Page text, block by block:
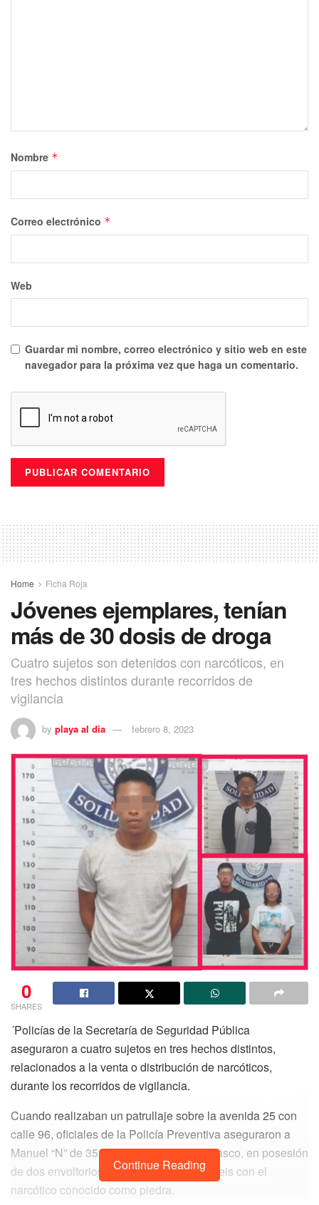
Nombre *
Correo electrónico *
Web
Guardar mi nombre, correo electrónico y sitio web en este
navegador para la próxima vez que haga un comentario.
Home Ficha Roja
Jóvenes ejemplares, tenían
más de 30 dosis de droga
Cuatro sujetos son detenidos con narcóticos, en
tres hechos distintos durante recorridos de
vigilancia
by playa al dia febrero 8, 2023
0
SHARES
´Policías de la Secretaría de Seguridad Pública
aseguraron a cuatro sujetos en tres hechos distintos,
relacionados a la venta o distribución de narcóticos,
durante los recorridos de vigilancia.
Cuando realizaban un patrullaje sobre la avenida 25 con
calle 96, oficiales de la Policía Preventiva aseguraron a
Manuel “N” de 35 años, originario de Tabasco, en posesión
de dos envoltorios con la droga cristal y seis con el
narcótico conocido como piedra.
Continue Reading